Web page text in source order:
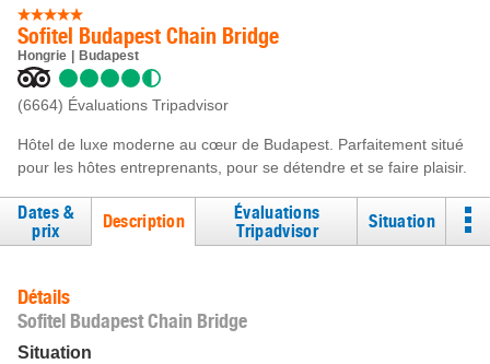
Sofitel Budapest Chain Bridge
Hongrie Budapest
(6664) Évaluations Tripadvisor
Hôtel de luxe moderne au cœur de Budapest. Parfaitement situé
pour les hôtes entreprenants, pour se détendre et se faire plaisir.
Dates &
prix
Description
Évaluations
Tripadvisor
Situation
Détails
Sofitel Budapest Chain Bridge
Situation